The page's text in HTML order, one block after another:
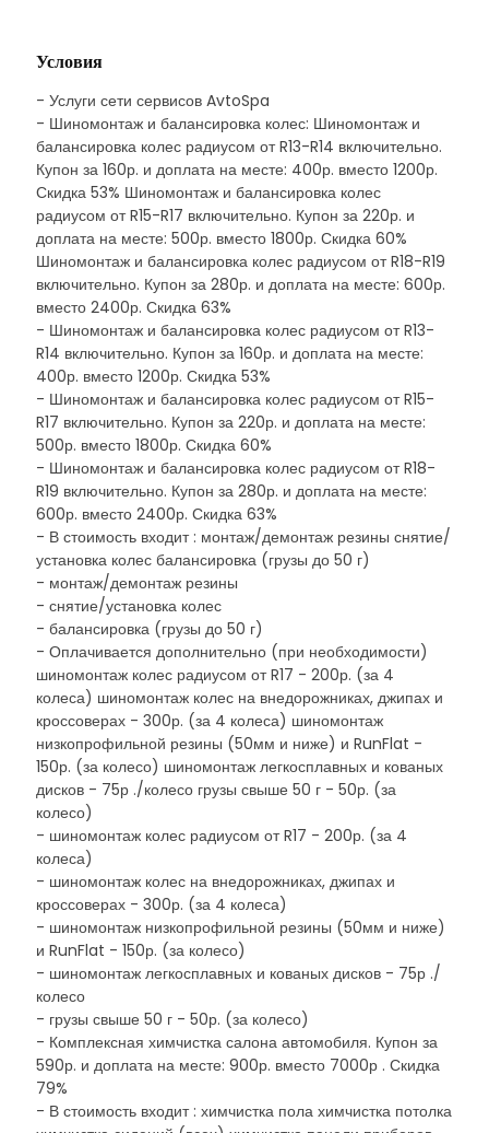
Условия
- Услуги сети сервисов AvtoSpa
- Шиномонтаж и балансировка колес: Шиномонтаж и
балансировка колес радиусом от R13-R14 включительно.
Купон за 160р. и доплата на месте: 400р. вместо 1200р.
Скидка 53% Шиномонтаж и балансировка колес
радиусом от R15-R17 включительно. Купон за 220р. и
доплата на месте: 500р. вместо 1800р. Скидка 60%
Шиномонтаж и балансировка колес радиусом от R18-R19
включительно. Купон за 280р. и доплата на месте: 600р.
вместо 2400р. Скидка 63%
- Шиномонтаж и балансировка колес радиусом от R13-
R14 включительно. Купон за 160р. и доплата на месте:
400р. вместо 1200р. Скидка 53%
- Шиномонтаж и балансировка колес радиусом от R15-
R17 включительно. Купон за 220р. и доплата на месте:
500р. вместо 1800р. Скидка 60%
- Шиномонтаж и балансировка колес радиусом от R18-
R19 включительно. Купон за 280р. и доплата на месте:
600р. вместо 2400р. Скидка 63%
- В стоимость входит : монтаж/демонтаж резины снятие/
установка колес балансировка (грузы до 50 г)
- монтаж/демонтаж резины
- снятие/установка колес
- балансировка (грузы до 50 г)
- Оплачивается дополнительно (при необходимости)
шиномонтаж колес радиусом от R17 - 200р. (за 4
колеса) шиномонтаж колес на внедорожниках, джипах и
кроссоверах - 300р. (за 4 колеса) шиномонтаж
низкопрофильной резины (50мм и ниже) и RunFlat -
150р. (за колесо) шиномонтаж легкосплавных и кованых
дисков - 75р ./колесо грузы свыше 50 г - 50р. (за
колесо)
- шиномонтаж колес радиусом от R17 - 200р. (за 4
колеса)
- шиномонтаж колес на внедорожниках, джипах и
кроссоверах - 300р. (за 4 колеса)
- шиномонтаж низкопрофильной резины (50мм и ниже)
и RunFlat - 150р. (за колесо)
- шиномонтаж легкосплавных и кованых дисков - 75р ./
колесо
- грузы свыше 50 г - 50р. (за колесо)
- Комплексная химчистка салона автомобиля. Купон за
590р. и доплата на месте: 900р. вместо 7000р . Скидка
79%
- В стоимость входит : химчистка пола химчистка потолка